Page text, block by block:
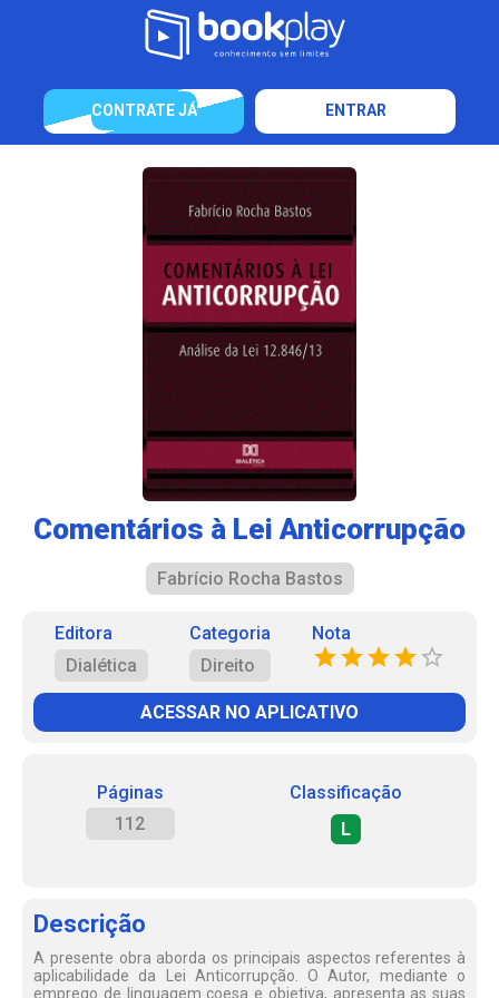
CONTRATE JÁ ENTRAR
Comentários à Lei Anticorrupção
Fabrício Rocha Bastos
Editora
Dialética
Categoria
Direito
Nota
ACESSAR NO APLICATIVO
Páginas
112
Classificação
L
Descrição
A presente obra aborda os principais aspectos referentes à
aplicabilidade da Lei Anticorrupção. O Autor, mediante o
emprego de linguagem coesa e objetiva, apresenta as suas